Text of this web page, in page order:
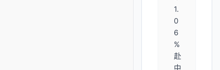
1.
0
6
%
赴
中